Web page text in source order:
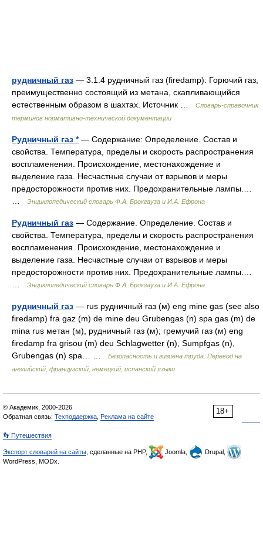
рудничный газ — 3.1.4 рудничный газ (firedamp): Горючий газ,
преимущественно состоящий из метана, скапливающийся
естественным образом в шахтах. Источник …
Словарь-справочник
терминов нормативно-технической документации
Рудничный газ *— Содержание: Определение. Состав и
свойства. Температура, пределы и скорость распространения
воспламенения. Происхождение, местонахождение и
выделение газа. Несчастные случаи от взрывов и меры
предосторожности против них. Предохранительные лампы.…
Энциклопедический словарь Ф.А. Брокгауза и И.А. Ефрона
Рудничный газ — Содержание. Определение. Состав и
свойства. Температура, пределы и скорость распространения
воспламенения. Происхождение, местонахождение и
выделение газа. Несчастные случаи от взрывов и меры
предосторожности против них. Предохранительные лампы.…
Энциклопедический словарь Ф.А. Брокгауза и И.А. Ефрона
рудничный газ — rus рудничный газ (м) eng mine gas (see also
firedamp) fra gaz (m) de mine deu Grubengas (n) spa gas (m) de
mina rus метан (м), рудничный газ (м); гремучий газ (м) eng
firedamp fra grisou (m) deu Schlagwetter (n), Sumpfgas (n),
Grubengas (n) spa… …
Безопасность и гигиена труда. Перевод на
английский, французский, немецкий, испанский языки
18+
© Академик, 2000-2026
Обратная связь: Техподдержка Реклама на сайте
👣 Путешествия
Экспорт словарей на сайты , сделанные на PHP, Joomla,
Drupal,
WordPress, MODx.